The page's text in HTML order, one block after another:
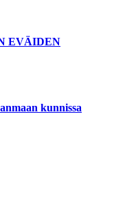
EVÄIDEN
kunnissa